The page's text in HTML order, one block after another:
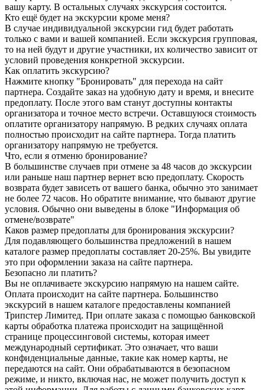
вашу карту. В остальных случаях экскурсия состоится.
Кто ещё будет на экскурсии кроме меня?
В случае индивидуальной экскурсии гид будет работать
только с вами и вашей компанией. Если экскурсия групповая,
то на ней будут и другие участники, их количество зависит от
условий проведения конкретной экскурсии.
Как оплатить экскурсию?
Нажмите кнопку "Бронировать" для перехода на сайт
партнера. Создайте заказ на удобную дату и время, и внесите
предоплату. После этого вам станут доступны контакты
организатора и точное место встречи. Оставшуюся стоимость
оплатите организатору напрямую. В редких случаях оплата
полностью происходит на сайте партнера. Тогда платить
организатору напрямую не требуется.
Что, если я отменю бронирование?
В большинстве случаев при отмене за 48 часов до экскурсии
или раньше наш партнер вернет всю предоплату. Скорость
возврата будет зависеть от вашего банка, обычно это занимает
не более 72 часов. Но обратите внимание, что бывают другие
условия. Обычно они выведены в блоке "Информация об
отмене/возврате"
Каков размер предоплаты для бронирования экскурсии?
Для подавляющего большинства предложений в нашем
каталоге размер предоплаты составляет 20-25%. Вы увидите
это при оформлении заказа на сайте партнера.
Безопасно ли платить?
Вы не оплачиваете экскурсию напрямую на нашем сайте.
Оплата происходит на сайте партнера. Большинство
экскурсий в нашем каталоге предоставлены компанией
Трипстер Лимитед. При оплате заказа с помощью банковской
карты обработка платежа происходит на защищённой
странице процессинговой системы, которая имеет
международный сертификат. Это означает, что ваши
конфиденциальные данные, такие как номер карты, не
передаются на сайт. Они обрабатываются в безопасном
режиме, и никто, включая нас, не может получить доступ к